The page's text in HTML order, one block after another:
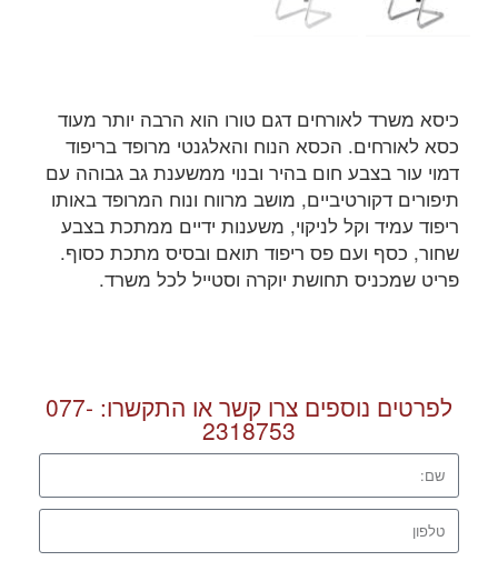
כיסא משרד לאורחים דגם טורו הוא הרבה יותר מעוד
כסא לאורחים. הכסא הנוח והאלגנטי מרופד בריפוד
דמוי עור בצבע חום בהיר ובנוי ממשענת גב גבוהה עם
תיפורים דקורטיביים, מושב מרווח ונוח המרופד באותו
ריפוד עמיד וקל לניקוי, משענות ידיים ממתכת בצבע
שחור, כסף ועם פס ריפוד תואם ובסיס מתכת כסוף.
פריט שמכניס תחושת יוקרה וסטייל לכל משרד.
לפרטים נוספים צרו קשר או התקשרו: 077-
2318753